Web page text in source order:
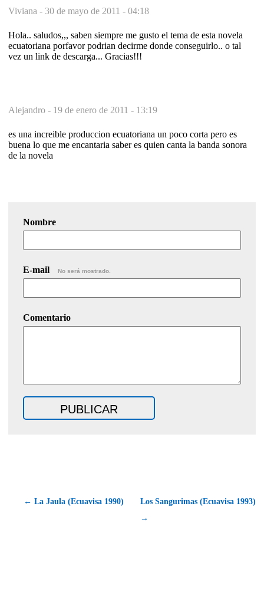
Viviana - 30 de mayo de 2011 - 04:18
Hola.. saludos,,, saben siempre me gusto el tema de esta novela
ecuatoriana porfavor podrian decirme donde conseguirlo.. o tal
vez un link de descarga... Gracias!!!
Alejandro - 19 de enero de 2011 - 13:19
es una increible produccion ecuatoriana un poco corta pero es
buena lo que me encantaria saber es quien canta la banda sonora
de la novela
Nombre
E-mail No será mostrado.
Comentario
← La Jaula (Ecuavisa 1990)
Los Sangurimas (Ecuavisa 1993)
→